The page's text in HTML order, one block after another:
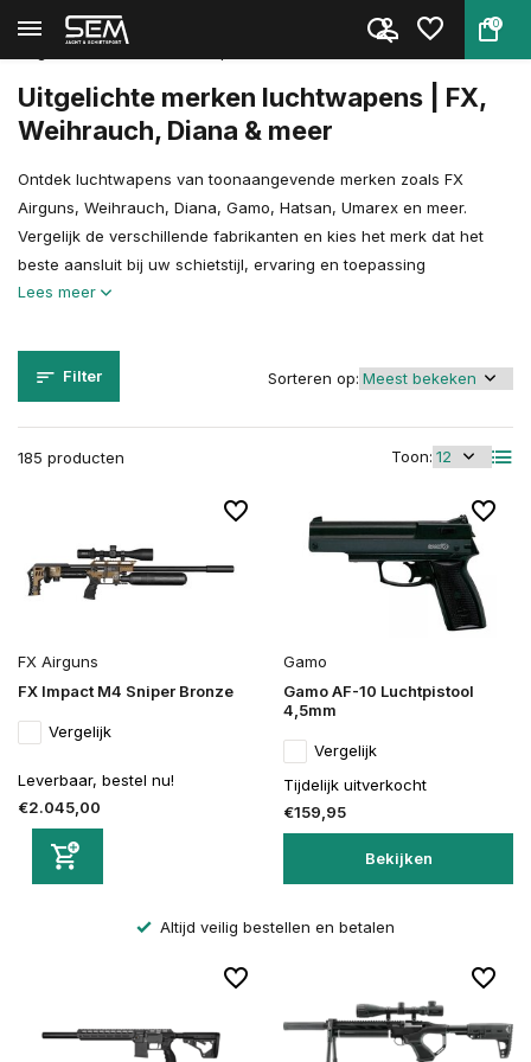
0
Terug Home
Uitgelichte merken luchtwapens | FX,
Weihrauch, Diana & meer
Ontdek luchtwapens van toonaangevende merken zoals FX
Airguns, Weihrauch, Diana, Gamo, Hatsan, Umarex en meer.
Vergelijk de verschillende fabrikanten en kies het merk dat het
beste aansluit bij uw schietstijl, ervaring en toepassing
Lees meer
Filter
185 producten Toon:
Sorteren op:
FX Airguns
FX Impact M4 Sniper Bronze
Vergelijk
Leverbaar, bestel nu!
€2.045,00
Gamo
Gamo AF-10 Luchtpistool
4,5mm
Vergelijk
Tijdelijk uitverkocht
€159,95
Bekijken
Altijd veilig bestellen en betalen